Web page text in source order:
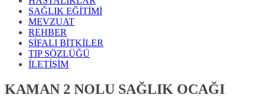
SAĞLIK EĞİTİMİ
MEVZUAT
REHBER
SİFALI BİTKİLER
TIP SÖZLÜĞÜ
İLETİŞİM
KAMAN 2 NOLU SAĞLIK OCAĞI